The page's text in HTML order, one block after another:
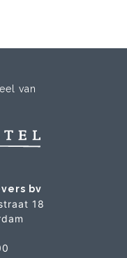
van
bv
18